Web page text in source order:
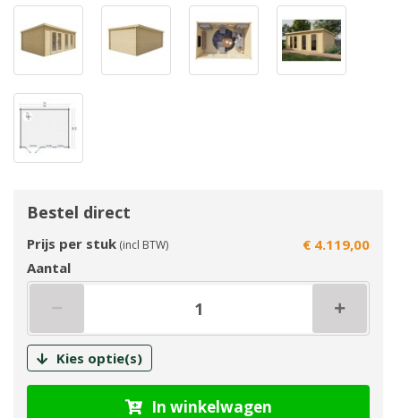
Bestel direct
Prijs per stuk (incl BTW)
€ 4.119,00
Aantal
Kies optie(s)
In winkelwagen